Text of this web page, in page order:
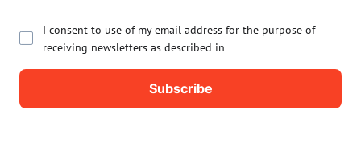
I consent to use of my email address for the purpose of
receiving newsletters as described in